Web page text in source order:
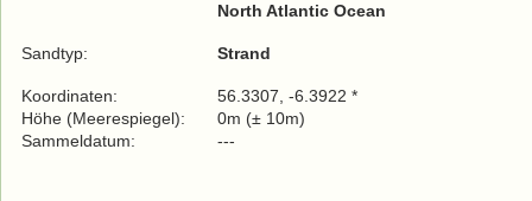
North Atlantic Ocean
Sandtyp: Strand
Koordinaten:
56.3307, -6.3922 *
Höhe (Meerespiegel):
0m (± 10m)
Sammeldatum:
---